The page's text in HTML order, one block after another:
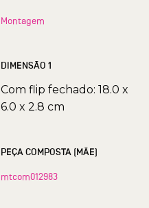
Montagem
DIMENSÃO 1
Com flip fechado: 18.0 x
6.0 x 2.8 cm
PEÇA COMPOSTA (MÃE)
mtcom012983